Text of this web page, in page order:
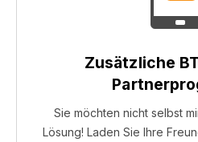
Zusätzliche
Sie möchten nicht selbst
Lösung! Laden Sie Ihre